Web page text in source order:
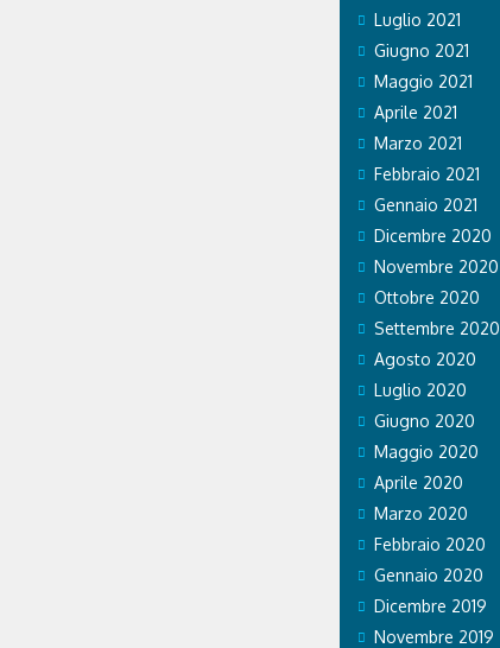
Luglio 2021
Giugno 2021
Maggio 2021
Aprile 2021
Marzo 2021
Febbraio 2021
Gennaio 2021
Dicembre 2020
Novembre 2020
Ottobre 2020
Settembre 2020
Agosto 2020
Luglio 2020
Giugno 2020
Maggio 2020
Aprile 2020
Marzo 2020
Febbraio 2020
Gennaio 2020
Dicembre 2019
Novembre 2019